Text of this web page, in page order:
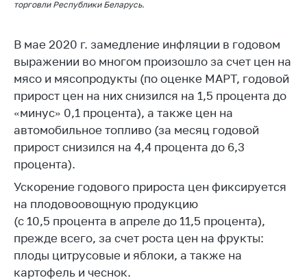
Торговля и услуги
Регулирование и
контроль закупок
Защита прав
потребителей
Регулирование
рекламной
деятельности
Международное
сотрудничество
Применение мер
нетарифного
регулирования
торговли Республики Беларусь.
В мае 2020 г. замедление инфляции в годовом
выражении во многом произошло за счет цен на
мясо и мясопродукты (по оценке МАРТ, годовой
прирост цен на них снизился на 1,5 процента до
«минус» 0,1 процента), а также цен на
автомобильное топливо (за месяц годовой
прирост снизился на 4,4 процента до 6,3
процента).
Ускорение годового прироста цен фиксируется
на плодовоовощную продукцию
(с 10,5 процента в апреле до 11,5 процента),
прежде всего, за счет роста цен на фрукты:
плоды цитрусовые и яблоки, а также на
картофель и чеснок.